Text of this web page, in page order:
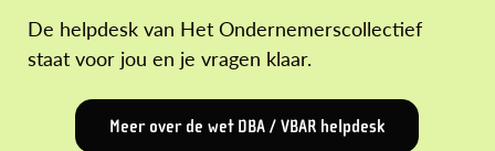
De helpdesk van Het Ondernemerscollectief
staat voor jou en je vragen klaar.
Meer over de wet DBA / VBAR helpdesk